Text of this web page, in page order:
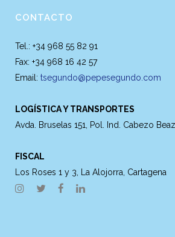
CONTACTO
Tel.: +34 968 55 82 91
Fax: +34 968 16 42 57
Email: tsegundo@pepesegundo.com
LOGÍSTICA Y TRANSPORTES
Avda. Bruselas 151, Pol. Ind. Cabezo
FISCAL
Los Roses 1 y 3, La Alojorra, Cartagena